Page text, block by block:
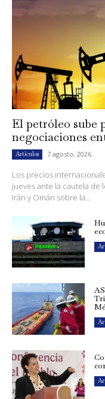
El petróleo sube
negociaciones
Artículos 7 agosto, 2026
Los precios
jueves ante la cautela de
Irán y Omán sobre la...